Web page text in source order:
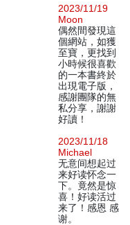
2023/11/19
Moon
偶然間發現這
個網站，如獲
至寶，更找到
小時候很喜歡
的一本書終於
出現電子版，
感謝團隊的無
私分享，謝謝
好讀！
2023/11/18
Michael
无意间想起过
来好读怀念一
下。竟然是惊
喜！好读活过
来了！感恩 感
谢。